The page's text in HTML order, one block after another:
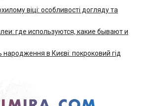
віці: особливості догляду та
где используются, какие бывают и
народження в Києві: покроковий гід